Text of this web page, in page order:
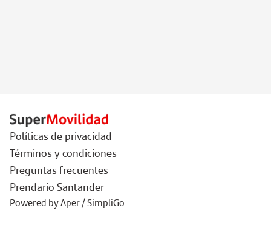
Políticas de privacidad
Términos y condiciones
Preguntas frecuentes
Prendario Santander
Powered by Aper / SimpliGo